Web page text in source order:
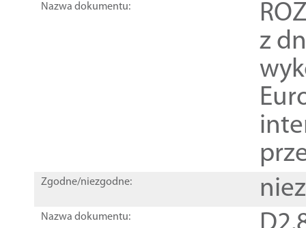
Nazwa dokumentu:
z
Zgodne/niezgodne:
Nazwa dokumentu: